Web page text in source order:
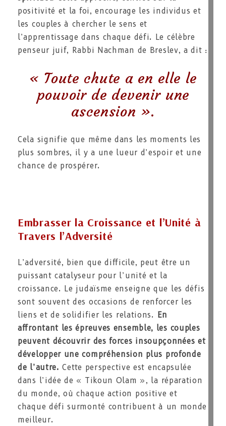
positivité et la foi, encourage les individus et
les couples à chercher le sens et
l’apprentissage dans chaque défi. Le célèbre
penseur juif, Rabbi Nachman de Breslev, a dit :
« Toute chute a en elle le
pouvoir de devenir une
ascension ».
Cela signifie que même dans les moments les
plus sombres, il y a une lueur d’espoir et une
chance de prospérer.
Embrasser la Croissance et l’Unité à
Travers l’Adversité
L’adversité, bien que difficile, peut être un
puissant catalyseur pour l’unité et la
croissance. Le judaïsme enseigne que les défis
sont souvent des occasions de renforcer les
liens et de solidifier les relations.
En
affrontant les épreuves ensemble, les couples
peuvent découvrir des forces insoupçonnées et
développer une compréhension plus profonde
de l’autre. Cette perspective est encapsulée
dans l’idée de « Tikoun Olam », la réparation
du monde, où chaque action positive et
chaque défi surmonté contribuent à un monde
meilleur.